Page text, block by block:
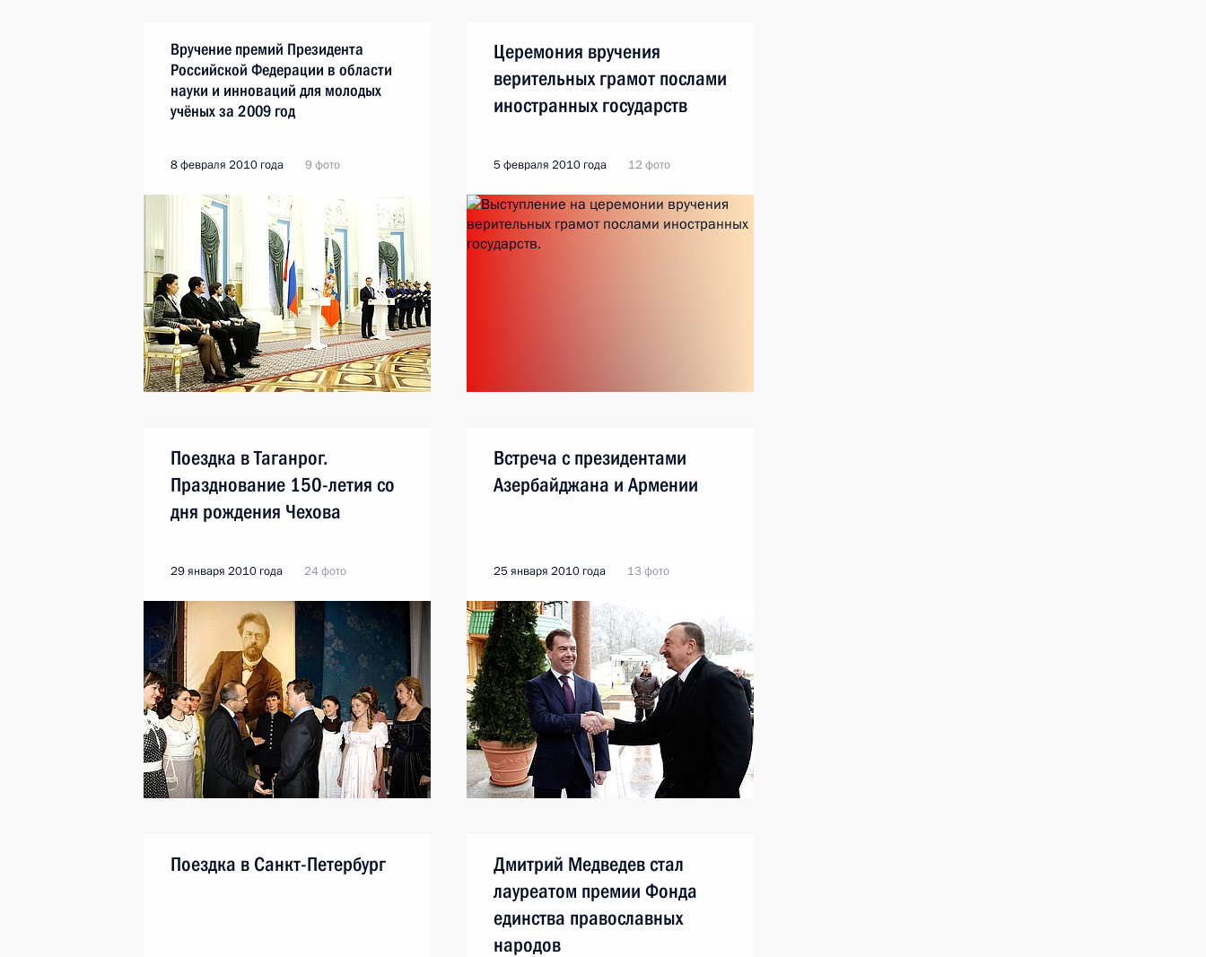
Вручение премий Президента
Российской Федерации в области
науки и инноваций для молодых
учёных за 2009 год
8 февраля 2010 года 9 фото
Церемония вручения
верительных грамот послами
иностранных государств
5 февраля 2010 года 12 фото
Поездка в Таганрог.
Празднование 150-летия со
дня рождения Чехова
29 января 2010 года 24 фото
Встреча с президентами
Азербайджана и Армении
25 января 2010 года 13 фото
Поездка в Санкт-Петербург
Дмитрий Медведев стал
лауреатом премии Фонда
единства православных
народов